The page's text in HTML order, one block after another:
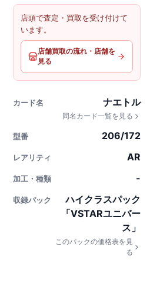
店頭で査定・買取を受け付けて
います。
店舗買取の流れ・店舗を
見る
カード名 ナエトル
同名カード一覧を見る
型番 206/172
レアリティ AR
加工・種類 -
収録パック
ハイクラスパック
「VSTARユニバー
ス」
このパックの価格表を見
る